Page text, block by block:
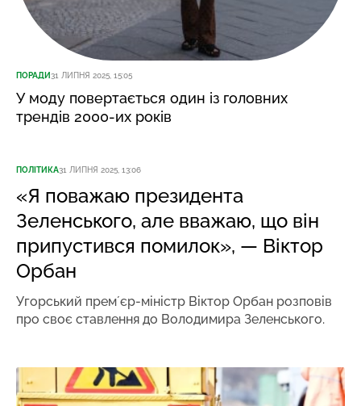
ПОРАДИ31 ЛИПНЯ 2025, 15:05
У моду повертається один із головних
трендів 2000-их років
ПОЛІТИКА31 ЛИПНЯ 2025, 13:06
«Я поважаю президента
Зеленського, але вважаю, що він
припустився помилок», — Віктор
Орбан
Угорський премʼєр-міністр Віктор Орбан розповів
про своє ставлення до Володимира Зеленського.